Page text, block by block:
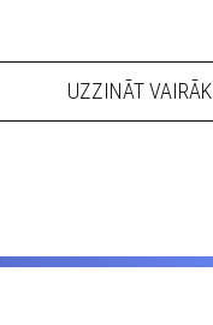
UZZINĀT VAIRĀK